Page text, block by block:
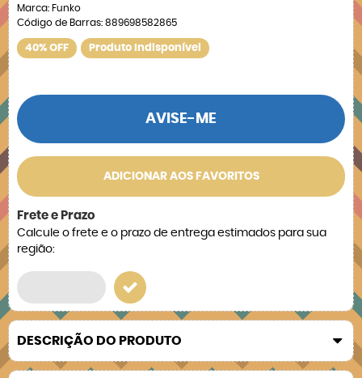
Marca: Funko
Código de Barras: 889698582865
40% OFF Produto Indisponível
AVISE-ME
ADICIONAR AOS FAVORITOS
Frete e Prazo
Calcule o frete e o prazo de entrega estimados para sua
região:
DESCRIÇÃO DO PRODUTO